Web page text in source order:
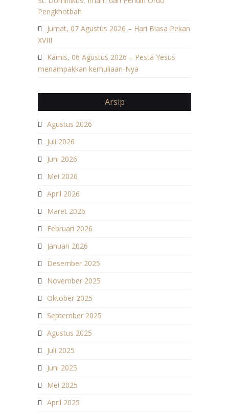
Pengkhotbah
Jumat, 07 Agustus 2026 – Hari Biasa Pekan
XVIII
Kamis, 06 Agustus 2026 – Pesta Yesus
menampakkan kemuliaan-Nya
Arsip
Agustus 2026
Juli 2026
Juni 2026
Mei 2026
April 2026
Maret 2026
Februari 2026
Januari 2026
Desember 2025
November 2025
Oktober 2025
September 2025
Agustus 2025
Juli 2025
Juni 2025
Mei 2025
April 2025